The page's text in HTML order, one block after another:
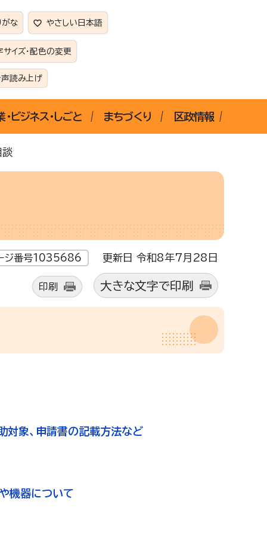
がな やさしい日本語
サイズ・配色の変更
読み上げ
・ビジネス・しごと まちづくり 区政情報
ジ番号1035686 更新日 令和8年7月28日
印刷 大きな文字で印刷
対象、申請書の記載方法など
機器について